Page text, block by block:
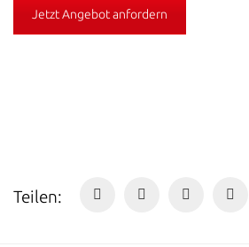
Jetzt Angebot anfordern
Teilen: